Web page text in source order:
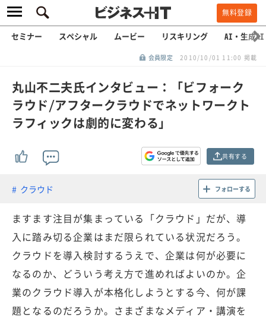
無料登録
セミナー スペシャル ムービー リスキリング AI・生成AI
会員限定 2010/10/01 11:00 掲載
丸山不二夫氏インタビュー：「ビフォーク
ラウド/アフタークラウドでネットワークト
ラフィックは劇的に変わる」
共有する
クラウド フォローする
ますます注目が集まっている「クラウド」だが、導
入に踏み切る企業はまだ限られている状況だろう。
クラウドを導入検討するうえで、企業は何が必要に
なるのか、どういう考え方で進めればよいのか。企
業のクラウド導入が本格化しようとする今、何が課
題となるのだろうか。さまざまなメディア・講演を